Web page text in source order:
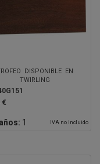
DISPONIBLE EN
TWIRLING
€
1 IVA no incluido